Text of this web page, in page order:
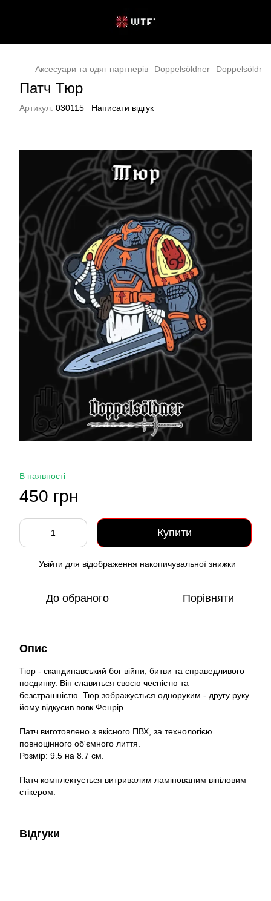
Аксесуари та одяг партнерів Doppelsöldner
Патч Тюр
Артикул: 030115 Написати відгук
В наявності
450 грн
Купити
Увійти для відображення накопичувальної знижки
До обраного Порівняти
Опис
Тюр - скандинавський бог війни, битви та справедливого
поєдинку. Він славиться своєю чесністю та
безстрашністю. Тюр зображується одноруким - другу руку
йому відкусив вовк Фенрір.
Патч виготовлено з якісного ПВХ, за технологією
повноцінного об'ємного лиття.
Розмір: 9.5 на 8.7 см.
Патч комплектується витривалим ламінованим вініловим
стікером.
Відгуки